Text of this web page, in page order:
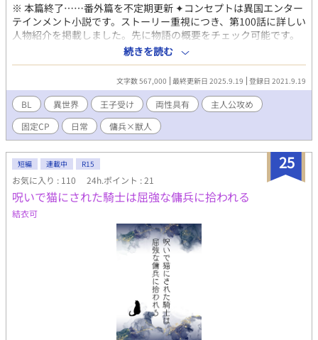
※ 本篇終了……番外篇を不定期更新 ✦コンセプトは異国エンター
テインメント小説です。ストーリー重視につき、第100話に詳しい
人物紹介を掲載しました。先に物語の概要をチェック可能です。
✦コスモポリテス王国に飛ばされた現代の会計士▪石川 恭介 （い
しかわ きょうすけ／異世界では目立つ黒眼黒髪）27歳は、壮大な
城で事務内官として働くことになります。 ✦異世界転移セカンド
ライフストーリー。下ネタ多め。武官や神官に悩まされ、第６王
子に好かれたり、受難な日々を送るハメに……!? 「キョースケ
よ、われの情人となれ。」 ✦主人公攻めポジ（ただし苦労人）＆
受けが奥手。主人公以外の〈人間×獣人CP〉も登場し、脇キャラ
多彩のオリエンタル風ローファンタジーです。 ✦傭兵×獣人CP編
などは物語の雰囲気が変わります。流血シーン、出産あり。 ※ タ
イトル変えました。誤字脱字ご容赦ください。感想欄は閉じてま
す。 ★第９回BL小説大賞エントリー作品★最終結果1988作品中
／413位★誠にありがとうございました★
続きを読む
文字数 567,000 最終更新日 2025.9.19 登録日 2021.9.19
BL 異世界 王子受け 両性具有
主人公攻め
固定CP
日常 傭兵×獣人
25
短編 連載中 R15
お気に入り : 110 24h.ポイント : 21
呪いで猫にされた騎士は屈強な傭兵に拾われる
結衣可